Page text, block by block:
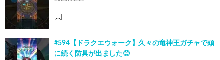
[…]
#594【ドラクエウォーク】久々の竜神王ガチャで頭
に続く防具が出ました😊